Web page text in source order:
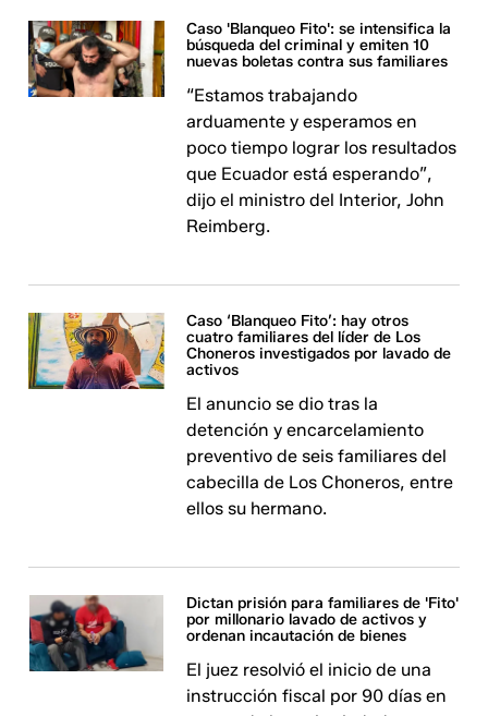
Caso 'Blanqueo Fito': se intensifica la
búsqueda del criminal y emiten 10
nuevas boletas contra sus familiares
“Estamos trabajando
arduamente y esperamos en
poco tiempo lograr los resultados
que Ecuador está esperando”,
dijo el ministro del Interior, John
Reimberg.
Caso ‘Blanqueo Fito’: hay otros
cuatro familiares del líder de Los
Choneros investigados por lavado de
activos
El anuncio se dio tras la
detención y encarcelamiento
preventivo de seis familiares del
cabecilla de Los Choneros, entre
ellos su hermano.
Dictan prisión para familiares de 'Fito'
por millonario lavado de activos y
ordenan incautación de bienes
El juez resolvió el inicio de una
instrucción fiscal por 90 días en